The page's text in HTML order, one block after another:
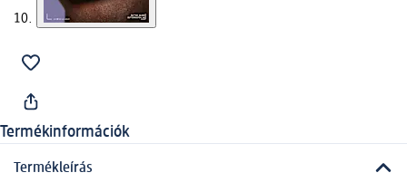
Termékinformációk
Termékleírás